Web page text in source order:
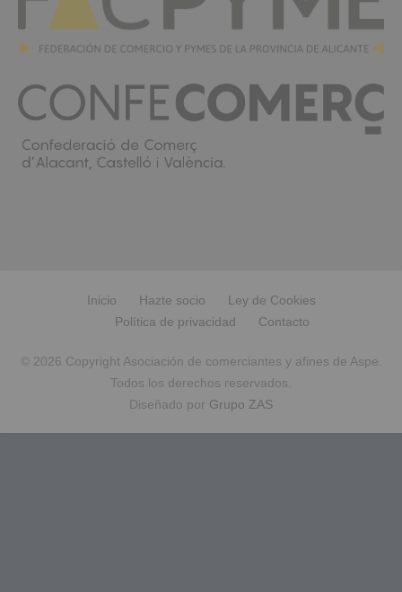
Inicio Hazte socio
Ley de Cookies
Política de privacidad
Contacto
© 2026 Copyright Asociación de comerciantes y afines de Aspe.
Todos los derechos reservados.
Diseñado por Grupo ZAS